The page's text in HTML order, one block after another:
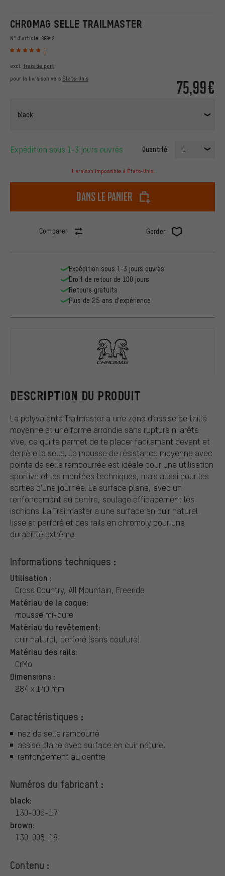
CHROMAG SELLE TRAILMASTER
N° d'article: 69942
1
75,99€
excl. frais de port
pour la livraison vers États-Unis
black
Expédition sous 1-3 jours ouvrés Quantité: 1
Livraison impossible à États-Unis
dans le panier
Comparer Garder
DESCRIPTION DU PRODUIT
La polyvalente Trailmaster a une zone d'assise de taille
moyenne et une forme arrondie sans rupture ni arête
vive, ce qui te permet de te placer facilement devant et
derrière la selle. La mousse de résistance moyenne avec
pointe de selle rembourrée est idéale pour une utilisation
sportive et les montées techniques, mais aussi pour les
sorties d'une journée. La surface plane, avec un
renfoncement au centre, soulage efficacement les
ischions. La Trailmaster a une surface en cuir naturel
lisse et perforé et des rails en chromoly pour une
durabilité extrême.
Informations techniques :
Utilisation :
Cross Country, All Mountain, Freeride
Matériau de la coque:
mousse mi-dure
Matériau du revêtement:
cuir naturel, perforé (sans couture)
Matériau des rails:
CrMo
Dimensions :
284 x 140 mm
Caractéristiques :
nez de selle rembourré
assise plane avec surface en cuir naturel
renfoncement au centre
Numéros du fabricant :
black:
130-006-17
brown:
130-006-18
Contenu :
Expédition sous 1-3 jours ouvrés
Droit de retour de 100 jours
Retours gratuits
Plus de 25 ans d'expérience